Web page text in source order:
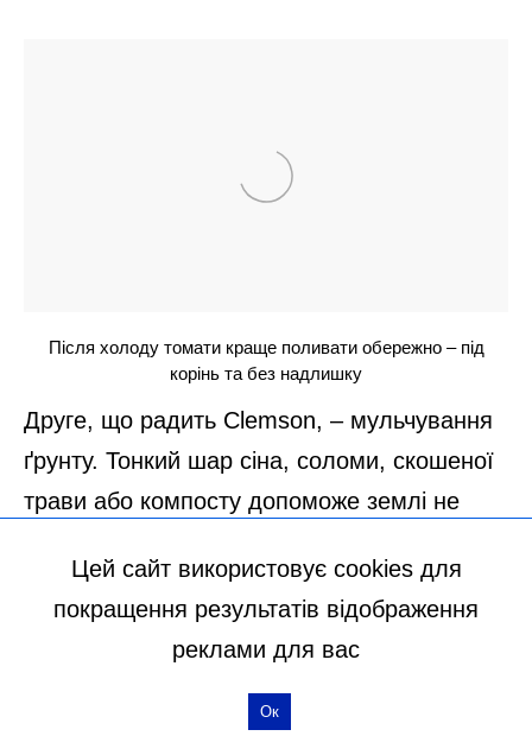
Цей сайт використовує cookies для
покращення результатів відображення
реклами для вас
Ок